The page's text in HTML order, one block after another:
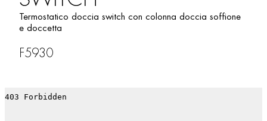
Termostatico doccia switch con colonna doccia soffione
e doccetta
F5930